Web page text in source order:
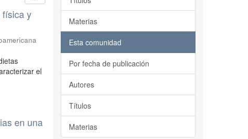
física y
el
en una
Materias
Esta comunidad
Por fecha de publicación
Autores
Títulos
Materias